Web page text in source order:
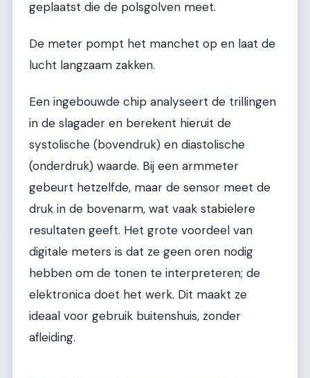
geplaatst die de polsgolven meet.
De meter pompt het manchet op en laat de
lucht langzaam zakken.
Een ingebouwde chip analyseert de trillingen
in de slagader en berekent hieruit de
systolische (bovendruk) en diastolische
(onderdruk) waarde. Bij een armmeter
gebeurt hetzelfde, maar de sensor meet de
druk in de bovenarm, wat vaak stabielere
resultaten geeft. Het grote voordeel van
digitale meters is dat ze geen oren nodig
hebben om de tonen te interpreteren; de
elektronica doet het werk. Dit maakt ze
ideaal voor gebruik buitenshuis, zonder
afleiding.